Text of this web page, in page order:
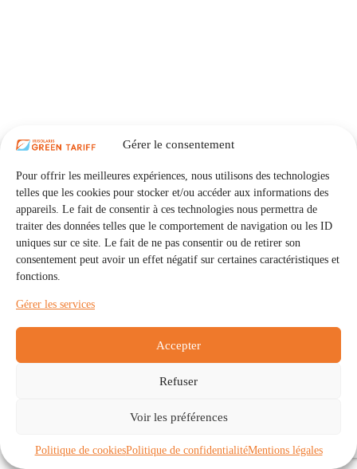
Gérer le consentement
Pour offrir les meilleures expériences, nous utilisons des technologies
telles que les cookies pour stocker et/ou accéder aux informations des
appareils. Le fait de consentir à ces technologies nous permettra de
traiter des données telles que le comportement de navigation ou les ID
uniques sur ce site. Le fait de ne pas consentir ou de retirer son
consentement peut avoir un effet négatif sur certaines caractéristiques et
fonctions.
Gérer les services
Accepter
Refuser
Voir les préférences
Politique de cookiesPolitique de confidentialitéMentions légales
Communautés
À propos
Politique de cookies (UE)